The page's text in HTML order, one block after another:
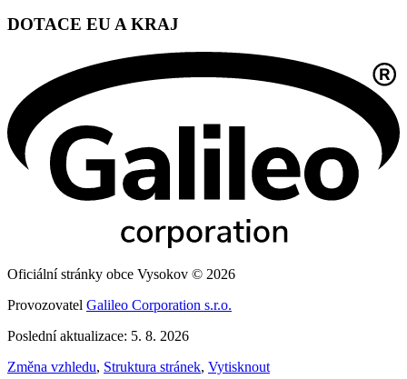
DOTACE EU A KRAJ
Oficiální stránky obce Vysokov © 2026
Provozovatel Galileo Corporation s.r.o.
Poslední aktualizace: 5. 8. 2026
Změna vzhledu, Struktura stránek, Vytisknout